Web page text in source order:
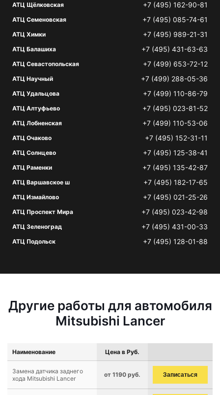
АТЦ Щёлковская +7 (495) 162-90-81
АТЦ Семеновская +7 (495) 085-74-61
АТЦ Химки +7 (495) 989-21-31
АТЦ Балашиха +7 (495) 431-63-63
АТЦ Севастопольская +7 (499) 653-72-12
АТЦ Научный +7 (499) 288-05-36
АТЦ Удальцова +7 (499) 110-86-79
АТЦ Алтуфьево +7 (495) 023-81-52
АТЦ Лобненская +7 (499) 110-53-06
АТЦ Очаково +7 (495) 152-31-11
АТЦ Солнцево +7 (495) 125-38-41
АТЦ Раменки +7 (495) 135-42-87
АТЦ Варшавское ш +7 (495) 182-17-65
АТЦ Измайлово +7 (495) 021-25-26
АТЦ Проспект Мира +7 (495) 023-42-98
АТЦ Зеленоград +7 (495) 431-00-33
АТЦ Подольск +7 (495) 128-01-88
Другие работы для автомобиля
Mitsubishi Lancer
Наименование Цена в Руб.
Замена датчика заднего
хода Mitsubishi Lancer
от 1190 руб. Записаться